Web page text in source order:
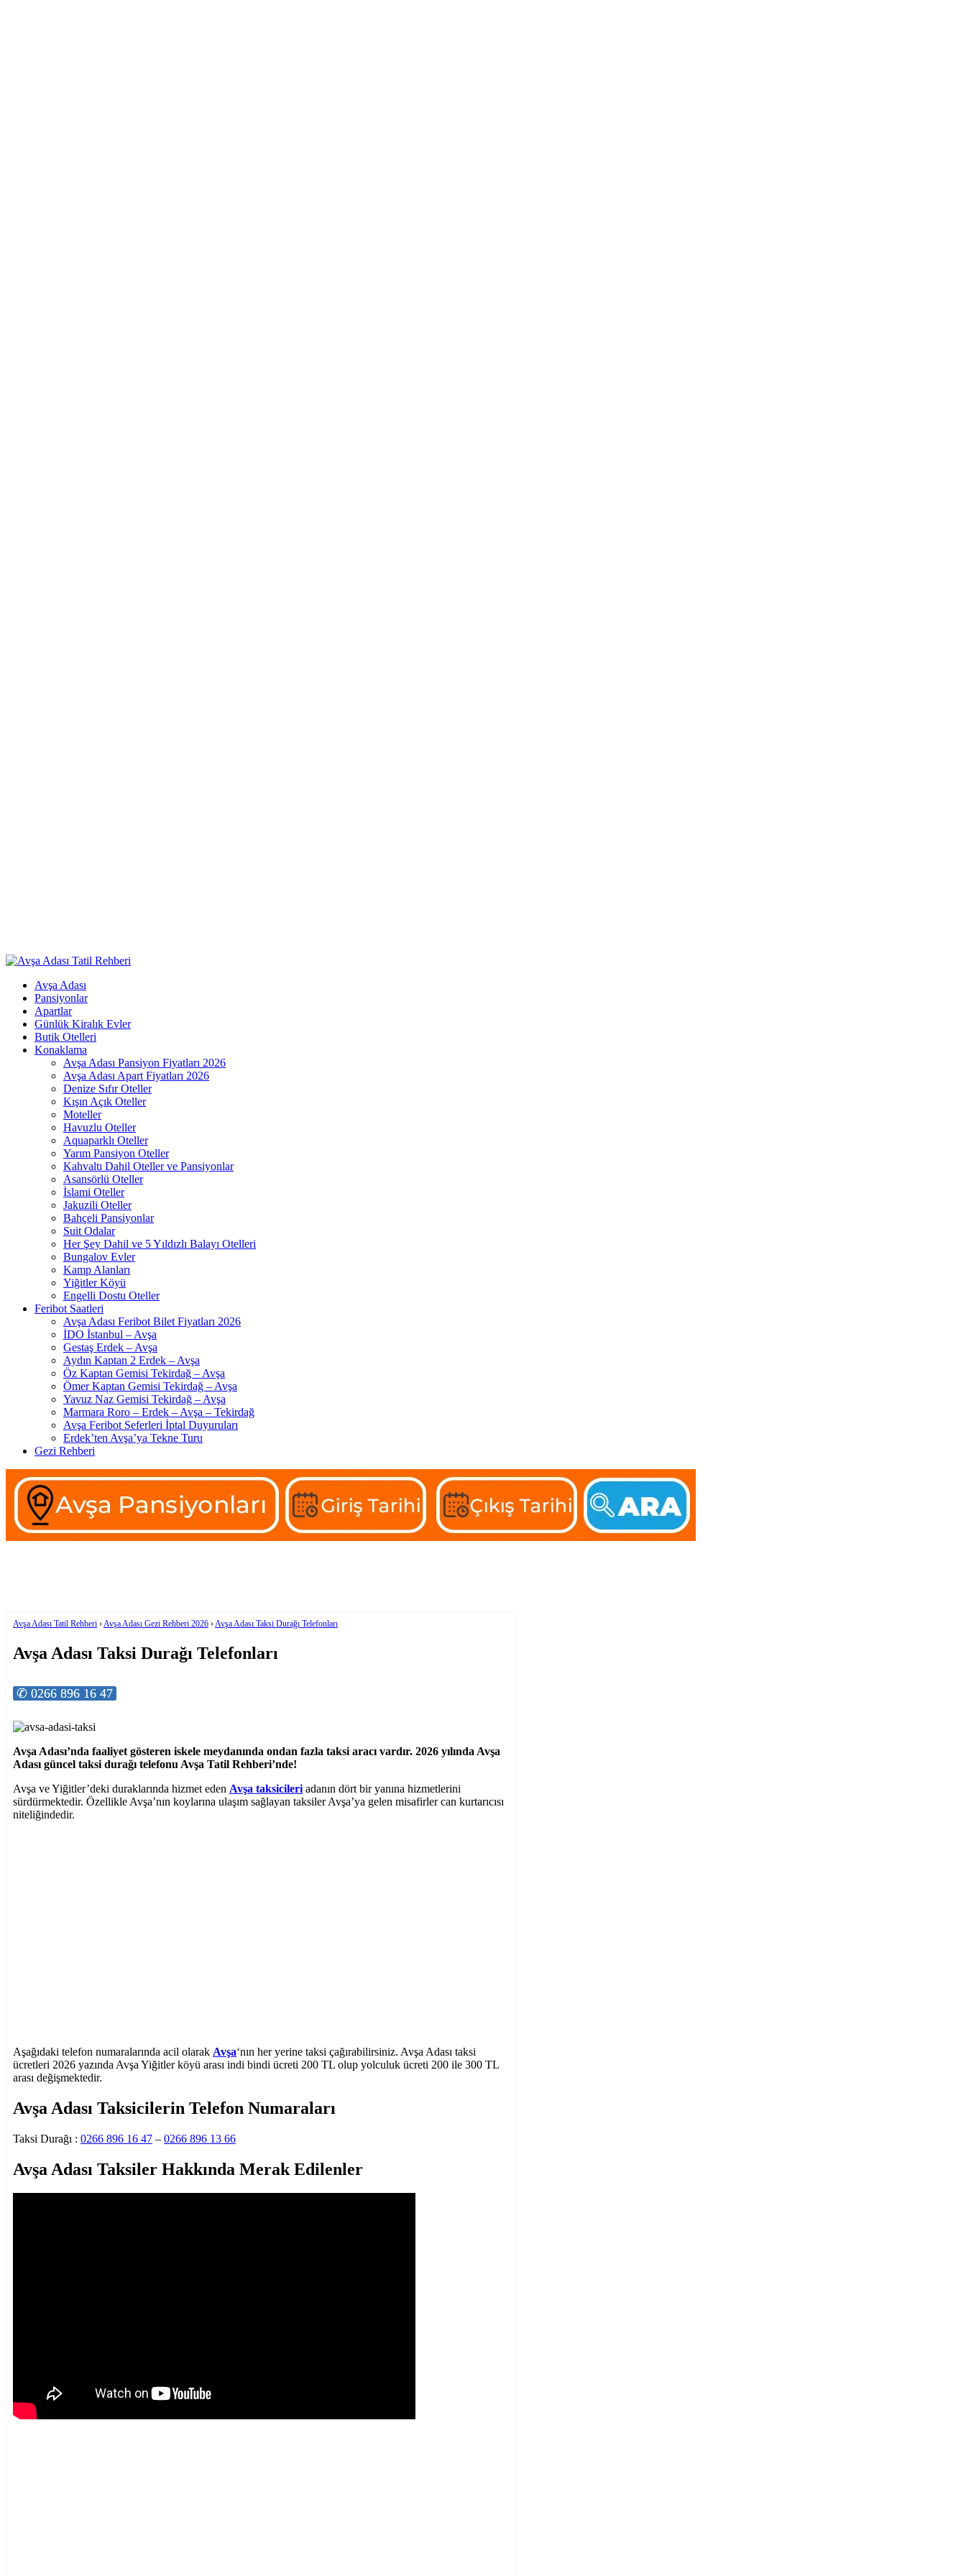
Avşa Adası
Pansiyonlar
Apartlar
Günlük Kiralık Evler
Butik Otelleri
Konaklama
Avşa Adası Pansiyon Fiyatları 2026
Avşa Adası Apart Fiyatları 2026
Denize Sıfır Oteller
Kışın Açık Oteller
Moteller
Havuzlu Oteller
Aquaparklı Oteller
Yarım Pansiyon Oteller
Kahvaltı Dahil Oteller ve Pansiyonlar
Asansörlü Oteller
İslami Oteller
Jakuzili Oteller
Bahçeli Pansiyonlar
Suit Odalar
Her Şey Dahil ve 5 Yıldızlı Balayı Otelleri
Bungalov Evler
Kamp Alanları
Yiğitler Köyü
Engelli Dostu Oteller
Feribot Saatleri
Avşa Adası Feribot Bilet Fiyatları 2026
İDO İstanbul – Avşa
Gestaş Erdek – Avşa
Aydın Kaptan 2 Erdek – Avşa
Öz Kaptan Gemisi Tekirdağ – Avşa
Ömer Kaptan Gemisi Tekirdağ – Avşa
Yavuz Naz Gemisi Tekirdağ – Avşa
Marmara Roro – Erdek – Avşa – Tekirdağ
Avşa Feribot Seferleri İptal Duyuruları
Erdek’ten Avşa’ya Tekne Turu
Gezi Rehberi
Avşa Adası Tatil Rehberi ›Avşa Adası Gezi Rehberi 2026 ›Avşa Adası Taksi Durağı Telefonları
Avşa Adası Taksi Durağı Telefonları
✆ 0266 896 16 47
Avşa Adası’nda faaliyet gösteren iskele meydanında ondan fazla taksi aracı vardır. 2026 yılında Avşa
Adası güncel taksi durağı telefonu Avşa Tatil Rehberi’nde!
Avşa ve Yiğitler’deki duraklarında hizmet eden Avşa taksicileri adanın dört bir yanına hizmetlerini
sürdürmektedir. Özellikle Avşa’nın koylarına ulaşım sağlayan taksiler Avşa’ya gelen misafirler can kurtarıcısı
niteliğindedir.
Aşağıdaki telefon numaralarında acil olarak Avşa‘nın her yerine taksi çağırabilirsiniz. Avşa Adası taksi
ücretleri 2026 yazında Avşa Yiğitler köyü arası indi bindi ücreti 200 TL olup yolculuk ücreti 200 ile 300 TL
arası değişmektedir.
Avşa Adası Taksicilerin Telefon Numaraları
Taksi Durağı : 0266 896 16 47 – 0266 896 13 66
Avşa Adası Taksiler Hakkında Merak Edilenler